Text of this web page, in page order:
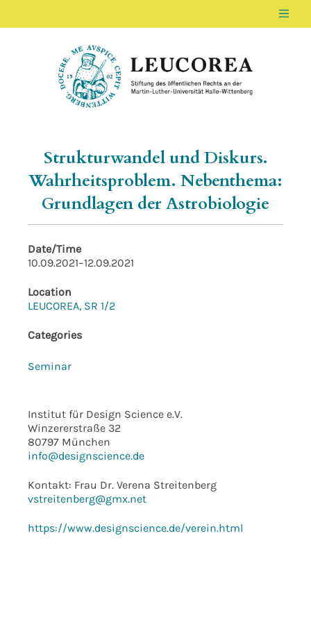
LEUCOREA DE
Stiftung des öffentlichen Rechts an der
Strukturwandel und Diskurs.
Wahrheitsproblem. Nebenthema:
Grundlagen der Astrobiologie
Date/Time
10.09.2021–12.09.2021
Location
LEUCOREA, SR 1/2
Categories
Seminar
Institut für Design Science e.V.
Winzererstraße 32
80797 München
info@designscience.de
Kontakt: Frau Dr. Verena Streitenberg
vstreitenberg@gmx.net
https://www.designscience.de/verein.html